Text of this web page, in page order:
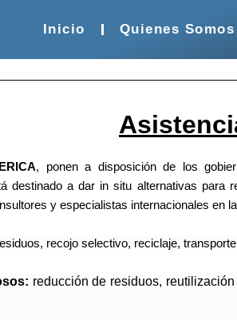
Inicio Quienes Somos
, ponen a disposición de los
destinado a dar in situ alternativas para
y especialistas internacionales en
recojo selectivo, reciclaje,
reducción de residuos,